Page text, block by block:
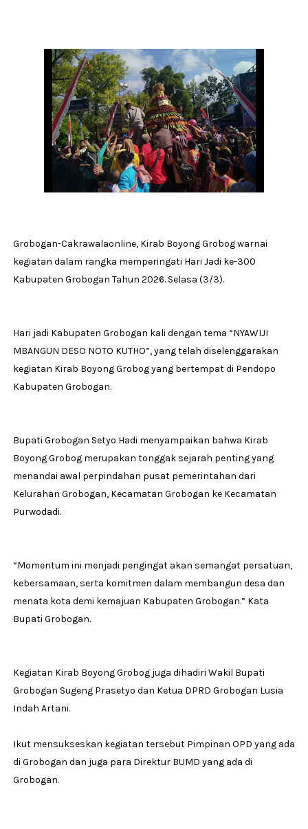
Grobogan-Cakrawalaonline, Kirab Boyong Grobog warnai
kegiatan dalam rangka memperingati Hari Jadi ke-300
Kabupaten Grobogan Tahun 2026. Selasa (3/3).
Hari jadi Kabupaten Grobogan kali dengan tema “NYAWIJI
MBANGUN DESO NOTO KUTHO”, yang telah diselenggarakan
kegiatan Kirab Boyong Grobog yang bertempat di Pendopo
Kabupaten Grobogan.
Bupati Grobogan Setyo Hadi menyampaikan bahwa Kirab
Boyong Grobog merupakan tonggak sejarah penting yang
menandai awal perpindahan pusat pemerintahan dari
Kelurahan Grobogan, Kecamatan Grobogan ke Kecamatan
Purwodadi.
“Momentum ini menjadi pengingat akan semangat persatuan,
kebersamaan, serta komitmen dalam membangun desa dan
menata kota demi kemajuan Kabupaten Grobogan.” Kata
Bupati Grobogan.
Kegiatan Kirab Boyong Grobog juga dihadiri Wakil Bupati
Grobogan Sugeng Prasetyo dan Ketua DPRD Grobogan Lusia
Indah Artani.
Ikut mensukseskan kegiatan tersebut Pimpinan OPD yang ada
di Grobogan dan juga para Direktur BUMD yang ada di
Grobogan.